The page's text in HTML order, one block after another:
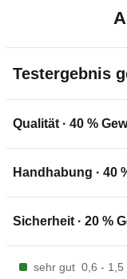
Testergebnis
Qualität · 40 %
Handhabung · 40
Sicherheit · 20 %
sehr gut 0,6 - 1,5